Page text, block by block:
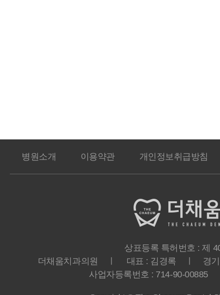
병원소개 이용약관 개인정보취급방침
상표등록 특허번호 : 제
더채움치과의원 ㅣ 대표 : 김경록 ㅣ 경기
사업자등록번호 : 714-90-00885